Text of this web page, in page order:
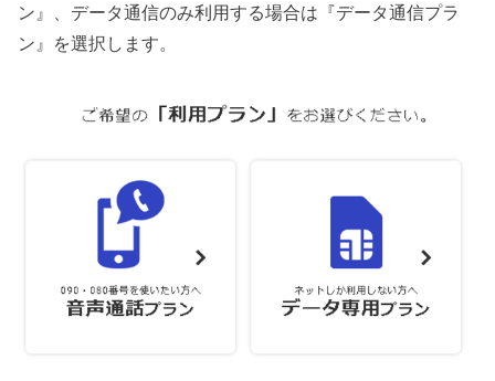
ン』、データ通信のみ利用する場合は『データ通信プラ
ン』を選択します。